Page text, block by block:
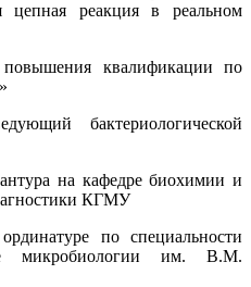
цепная реакция в реальном
квалификации по
бактериологической
на кафедре биохимии и
КГМУ
по специальности
микробиологии им. В.М.